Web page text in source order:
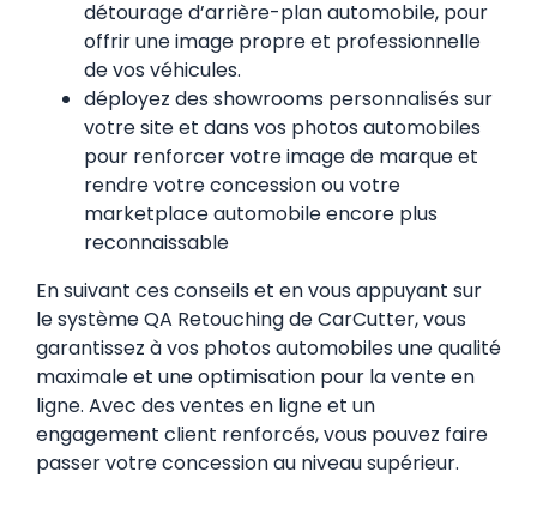
détourage d’arrière-plan automobile, pour
offrir une image propre et professionnelle
de vos véhicules.
déployez des showrooms personnalisés sur
votre site et dans vos photos automobiles
pour renforcer votre image de marque et
rendre votre concession ou votre
marketplace automobile encore plus
reconnaissable
En suivant ces conseils et en vous appuyant sur
le système QA Retouching de CarCutter, vous
garantissez à vos photos automobiles une qualité
maximale et une optimisation pour la vente en
ligne. Avec des ventes en ligne et un
engagement client renforcés, vous pouvez faire
passer votre concession au niveau supérieur.